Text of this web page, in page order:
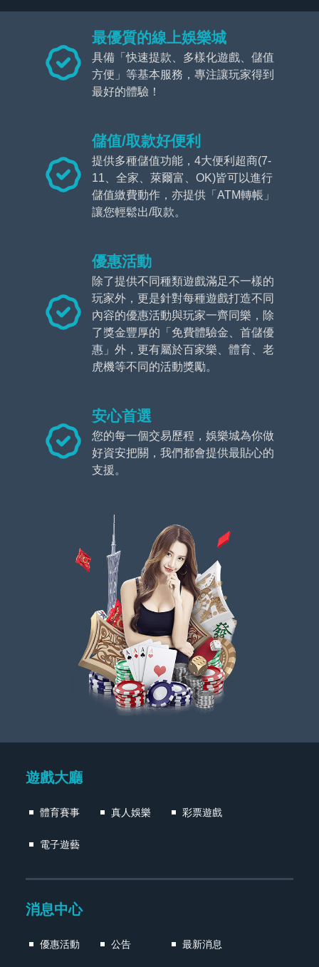
最優質的線上娛樂城
具備「快速提款、多樣化遊戲、儲值
方便」等基本服務，專注讓玩家得到
最好的體驗！
儲值/取款好便利
提供多種儲值功能，4大便利超商(7-
11、全家、萊爾富、OK)皆可以進行
儲值繳費動作，亦提供「ATM轉帳」
讓您輕鬆出/取款。
優惠活動
除了提供不同種類遊戲滿足不一樣的
玩家外，更是針對每種遊戲打造不同
內容的優惠活動與玩家一齊同樂，除
了獎金豐厚的「免費體驗金、首儲優
惠」外，更有屬於百家樂、體育、老
虎機等不同的活動獎勵。
安心首選
您的每一個交易歷程，娛樂城為你做
好資安把關，我們都會提供最貼心的
支援。
Manual 了解更多
遊戲大廳
體育賽事 真人娛樂 彩票遊戲
電子遊藝
消息中心
優惠活動 公告 最新消息